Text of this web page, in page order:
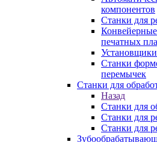
компонентов
Станки для
печатных
Станки
перемычек
Станки для
Назад
Станки для
Станки для
Станки для